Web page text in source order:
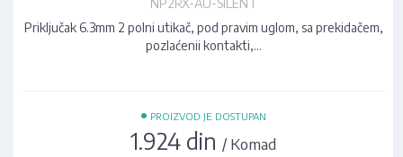
NP2RX-AU-SILENT
Priključak 6.3mm 2 polni utikač, pod pravim uglom, sa prekidačem,
pozlaćenii kontakti,…
• PROIZVOD JE DOSTUPAN
1.924 din/ Komad